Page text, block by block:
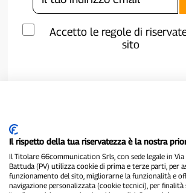
Accetto le regole di
sito
Il rispetto della tua riservatezza è la nostra
Il Titolare 66communication Srls, con sede legale in
Battuda (PV) utilizza cookie di prima e terze parti, per
funzionamento del sito, migliorarne la funzionalità e
navigazione personalizzata (cookie tecnici), per